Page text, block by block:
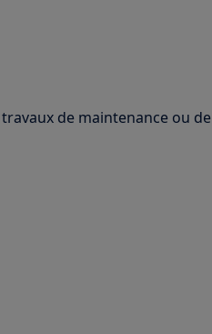
de maintenance ou de